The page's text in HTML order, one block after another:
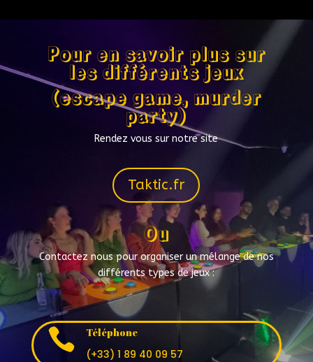
Pour en savoir plus sur
les différents jeux
(escape game, murder
party)
Rendez vous sur notre site
Taktic.fr
Ou
Contactez nous pour organiser un mélange de nos
différents types de jeux :
 Téléphone
(+33) 1 89 40 09 57